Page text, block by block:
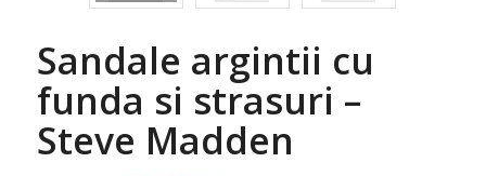
Sandale argintii cu
funda si strasuri –
Steve Madden